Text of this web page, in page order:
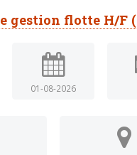
gestion flotte H/F
01-08-2026